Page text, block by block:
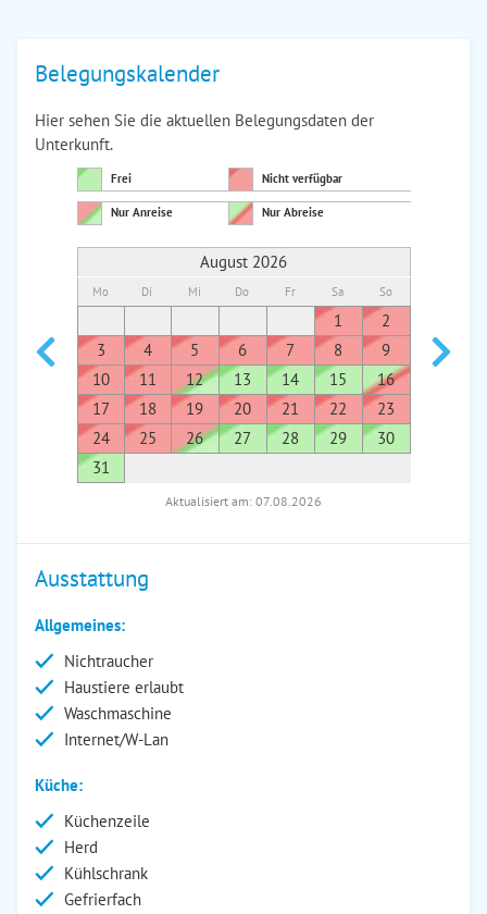
Belegungskalender
Hier sehen Sie die aktuellen Belegungsdaten der
Unterkunft.
Frei Nicht verfügbar
Nur Anreise Nur Abreise
August 2026
Mo Di Mi Do Fr Sa So
1
2
3
4 5 6 7 8
9
10
11 12 13 14 15
16
17
18 19 20 21 22
23
24
25 26 27 28 29
30
31
7
Aktualisiert am: 07.08.2026
Ausstattung
Allgemeines:
Nichtraucher
Haustiere erlaubt
Waschmaschine
Internet/W-Lan
Küche:
Küchenzeile
Herd
Kühlschrank
Gefrierfach